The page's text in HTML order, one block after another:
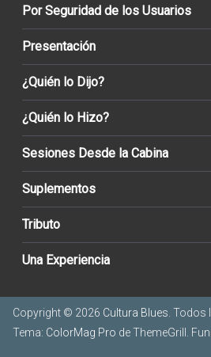
Por Seguridad de los Usuarios
Presentación
¿Quién lo Dijo?
¿Quién lo Hizo?
Sesiones Desde la Cabina
Suplementos
Tributo
Una Experiencia
Copyright © 2026 Cultura Blues .
Tema: ColorMag Pro de ThemeGrill.